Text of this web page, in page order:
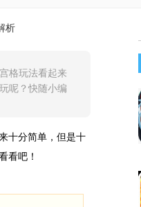
析
格玩法看起来
呢？快随小编
十分简单，但是十
看吧！